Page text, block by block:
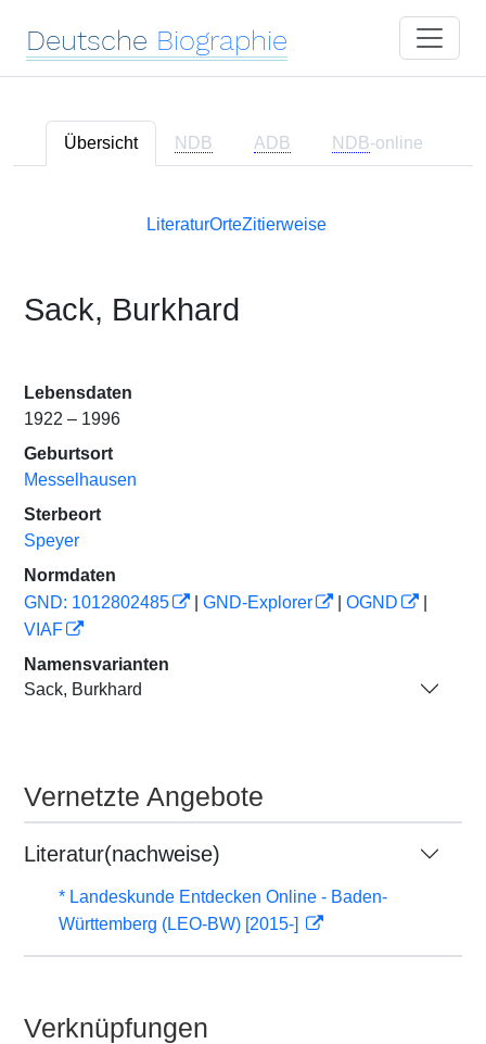
Deutsche Biographie
Übersicht NDB ADB NDB-online
LiteraturOrteZitierweise
Sack, Burkhard
Lebensdaten
1922 – 1996
Geburtsort
Messelhausen
Sterbeort
Speyer
Normdaten
GND: 1012802485
GND-Explorer OGND
VIAF
Namensvarianten
Sack, Burkhard
Vernetzte Angebote
Literatur(nachweise)
* Landeskunde Entdecken Online - Baden-
Württemberg (LEO-BW) [2015-]
Verknüpfungen